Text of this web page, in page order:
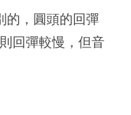
的，圓頭的回彈
回彈較慢，但音